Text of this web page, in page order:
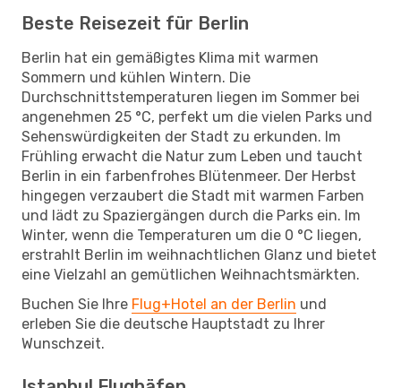
Beste Reisezeit für Berlin
Berlin hat ein gemäßigtes Klima mit warmen
Sommern und kühlen Wintern. Die
Durchschnittstemperaturen liegen im Sommer bei
angenehmen 25 °C, perfekt um die vielen Parks und
Sehenswürdigkeiten der Stadt zu erkunden. Im
Frühling erwacht die Natur zum Leben und taucht
Berlin in ein farbenfrohes Blütenmeer. Der Herbst
hingegen verzaubert die Stadt mit warmen Farben
und lädt zu Spaziergängen durch die Parks ein. Im
Winter, wenn die Temperaturen um die 0 °C liegen,
erstrahlt Berlin im weihnachtlichen Glanz und bietet
eine Vielzahl an gemütlichen Weihnachtsmärkten.
Buchen Sie Ihre Flug+Hotel an der Berlin und
erleben Sie die deutsche Hauptstadt zu Ihrer
Wunschzeit.